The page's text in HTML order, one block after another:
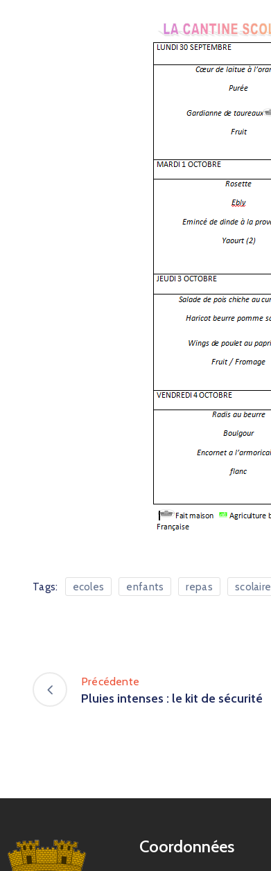
Tags: ecoles enfants repas scolaire
Précédente
Pluies intenses : le kit de sécurité
Coordonnées